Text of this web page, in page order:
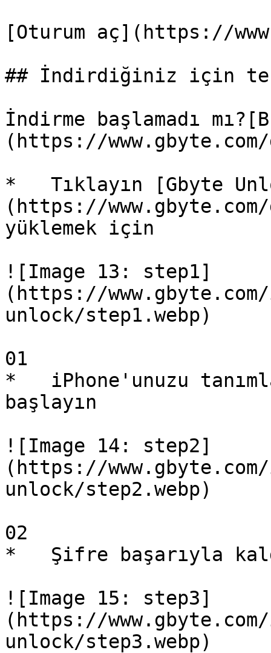
[Oturum aç](https://
## İndirdiğiniz için
İndirme başlamadı
(https://
*   Tıklayın [Gbyte
(https://
yüklemek için
![Image 13: step1]
(https://
unlock/step1.webp)
01
*   iPhone'unuzu
başlayın
![Image 14: step2]
(https://
unlock/step2.webp)
02
*   Şifre başarıyla
![Image 15: step3]
(https://
unlock/step3.webp)